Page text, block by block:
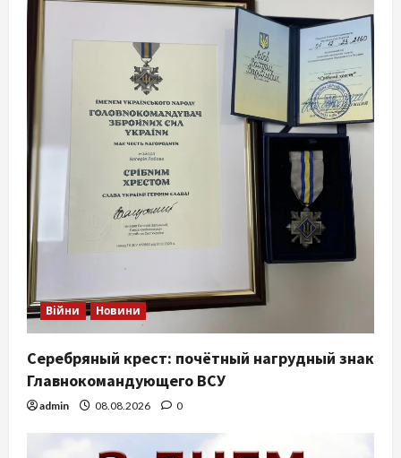
Війни Новини
Серебряный крест: почётный нагрудный знак
Главнокомандующего ВСУ
admin 08.08.2026 0